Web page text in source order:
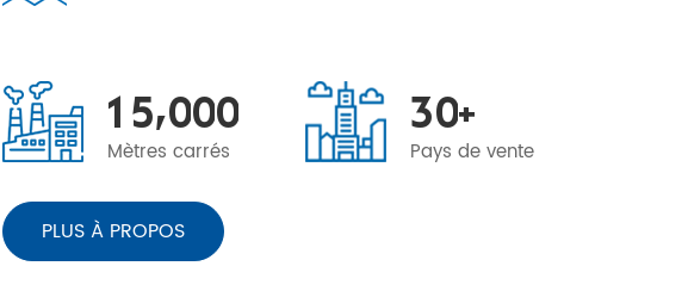
1 5,000
Mètres carrés
30+
Pays de vente
PLUS À PROPOS